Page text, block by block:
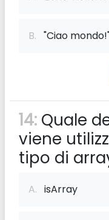
B. "Ciao
14: Quale
viene
tipo di
A. isArray